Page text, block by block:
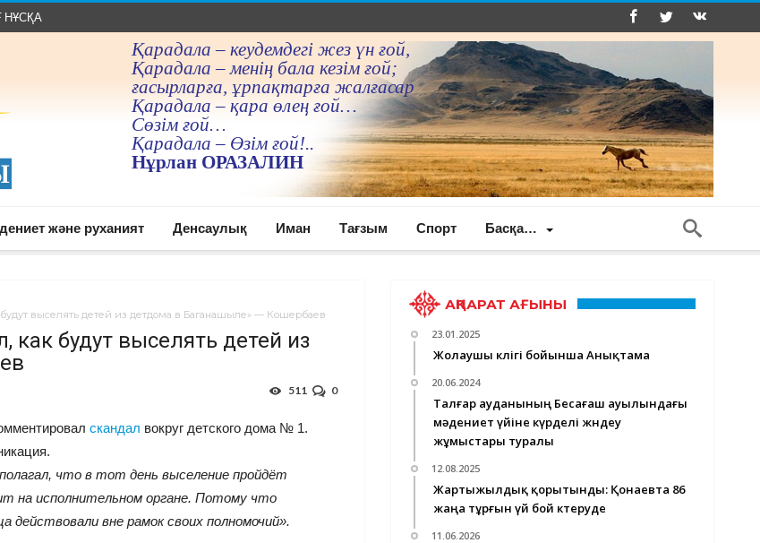
НҰСҚА
Қарадала – кеудемдегi жез үн ғой,
Қарадала – менiң бала кезiм ғой;
ғасырларға, ұрпақтарға жалғасар
Қарадала – қара өлең ғой…
Сөзiм ғой…
Қарадала – Өзiм ғой!..
Нұрлан ОРАЗАЛИН
және руханият Денсаулық Иман Тағзым Спорт Басқа…
выселять детей из детдома в Баганашыле» — Кошербаев
как будут выселять детей из
0
511
скандал вокруг детского дома № 1.
что в тот день выселение пройдёт
на исполнительном органе. Потому что
вне рамок своих полномочий».
АҚПАРАТ АҒЫНЫ
23.01.2025
Жолаушы көлігі бойынша Анықтама
20.06.2024
Талғар ауданының Бесағаш ауылындағы
мәдениет үйіне күрделі жөндеу
жұмыстары туралы
12.08.2025
Жартыжылдық қорытынды: Қонаевта 86
жаңа тұрғын үй бой көтеруде
11.06.2026